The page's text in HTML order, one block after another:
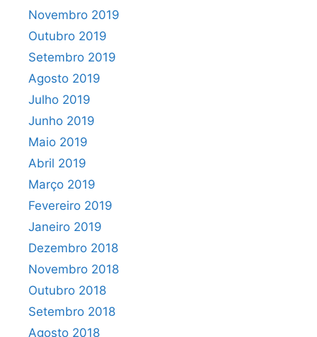
Novembro 2019
Outubro 2019
Setembro 2019
Agosto 2019
Julho 2019
Junho 2019
Maio 2019
Abril 2019
Março 2019
Fevereiro 2019
Janeiro 2019
Dezembro 2018
Novembro 2018
Outubro 2018
Setembro 2018
Agosto 2018